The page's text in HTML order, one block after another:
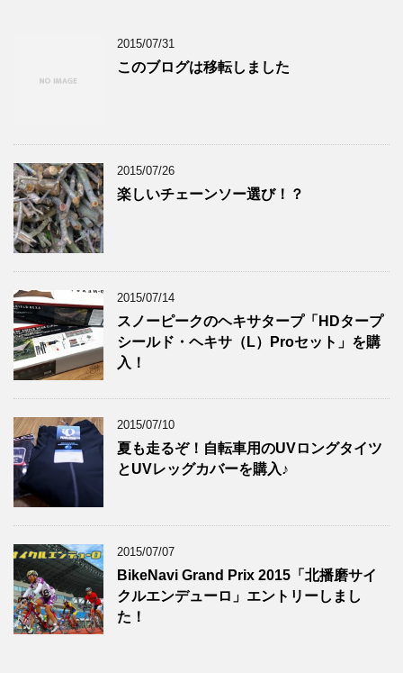
2015/07/31
このブログは移転しました
2015/07/26
楽しいチェーンソー選び！？
2015/07/14
スノーピークのヘキサタープ「HDタープ
シールド・ヘキサ（L）Proセット」を購
入！
2015/07/10
夏も走るぞ！自転車用のUVロングタイツ
とUVレッグカバーを購入♪
2015/07/07
BikeNavi Grand Prix 2015「北播磨サイ
クルエンデューロ」エントリーしまし
た！